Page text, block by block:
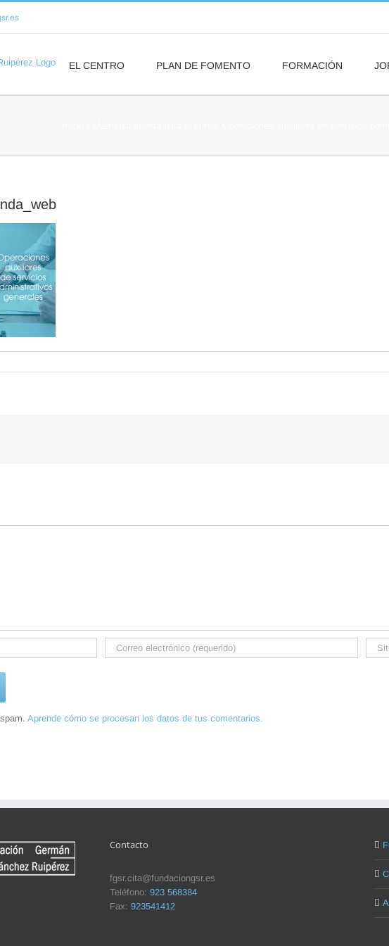
EL CENTRO PLAN DE FOMENTO FORMACIÓN
Aprende cómo se procesan los datos de tus comentarios.
Contacto
fgsr.cita@fundaciongsr.es
Teléfono: 923 568384
Fax: 923541412